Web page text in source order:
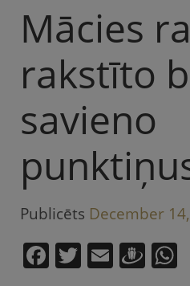
Mācies
rakstīto
savieno
Publicēts December
F T E D